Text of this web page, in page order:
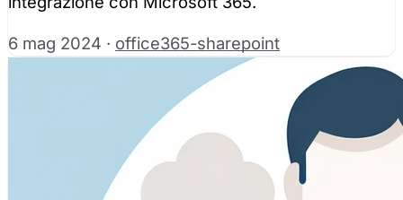
6 mag 2024 · office365-sharepoint